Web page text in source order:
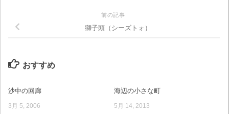
前の記事
獅子頭（シーズトォ）
おすすめ
沙中の回廊
3月 5, 2006
海辺の小さな町
5月 14, 2013